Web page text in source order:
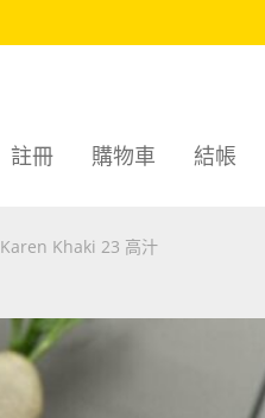
註冊 購物車 結帳
Karen Khaki 23 高汁